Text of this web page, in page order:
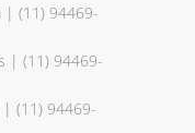
| (11) 94469-
| (11) 94469-
| (11) 94469-